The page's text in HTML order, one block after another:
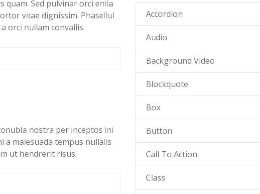
quam. Sed pulvinar orci enila
vitae dignissim. Phasellul
orci nullam convallis.
nostra per inceptos ini
a malesuada tempus nullalis
ut hendrerit risus.
Accordion
Audio
Background Video
Blockquote
Box
Button
Call To Action
Class